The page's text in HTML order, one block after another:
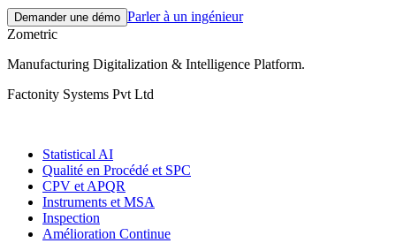
Demander une démo Parler à un ingénieur
Zometric
Manufacturing Digitalization & Intelligence Platform.
Factonity Systems Pvt Ltd
Statistical AI
Qualité en Procédé et SPC
CPV et APQR
Instruments et MSA
Inspection
Amélioration Continue